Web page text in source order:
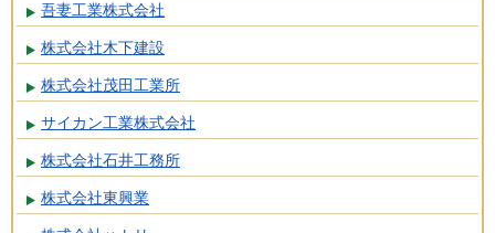
吾妻工業株式会社
株式会社木下建設
株式会社茂田工業所
サイカン工業株式会社
株式会社石井工務所
株式会社東興業